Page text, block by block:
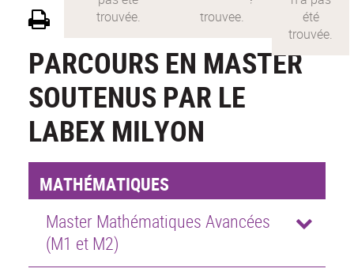
PARCOURS EN MASTER
SOUTENUS PAR LE
LABEX MILYON
MATHÉMATIQUES
Master Mathématiques Avancées
(M1 et M2)